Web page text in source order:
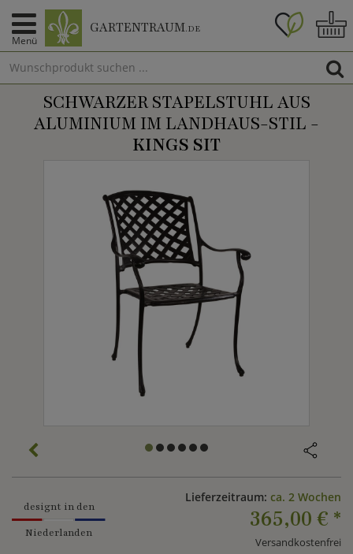
Menü
GARTENTRAUM.DE
SCHWARZER STAPELSTUHL AUS
ALUMINIUM IM LANDHAUS-STIL -
KINGS SIT
designt in den
Niederlanden
Lieferzeitraum: ca. 2 Wochen
365,00 € *
Versandkostenfrei